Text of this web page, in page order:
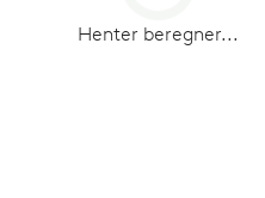
Henter beregner...